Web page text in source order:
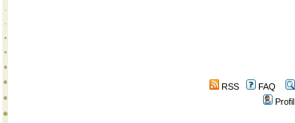
RSS FAQ
Profil